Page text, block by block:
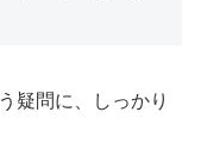
疑問に、しっかり